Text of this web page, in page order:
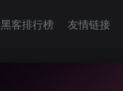
黑客排行榜 友情链接